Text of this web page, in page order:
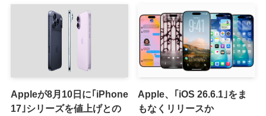
Appleが8月10日に｢iPhone
17｣シリーズを値上げとの
Apple、｢iOS 26.6.1｣をま
もなくリリースか